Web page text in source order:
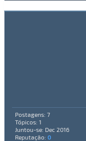
Postagens: 7
Tópicos: 1
Juntou-se: Dec 2016
Reputação: 0